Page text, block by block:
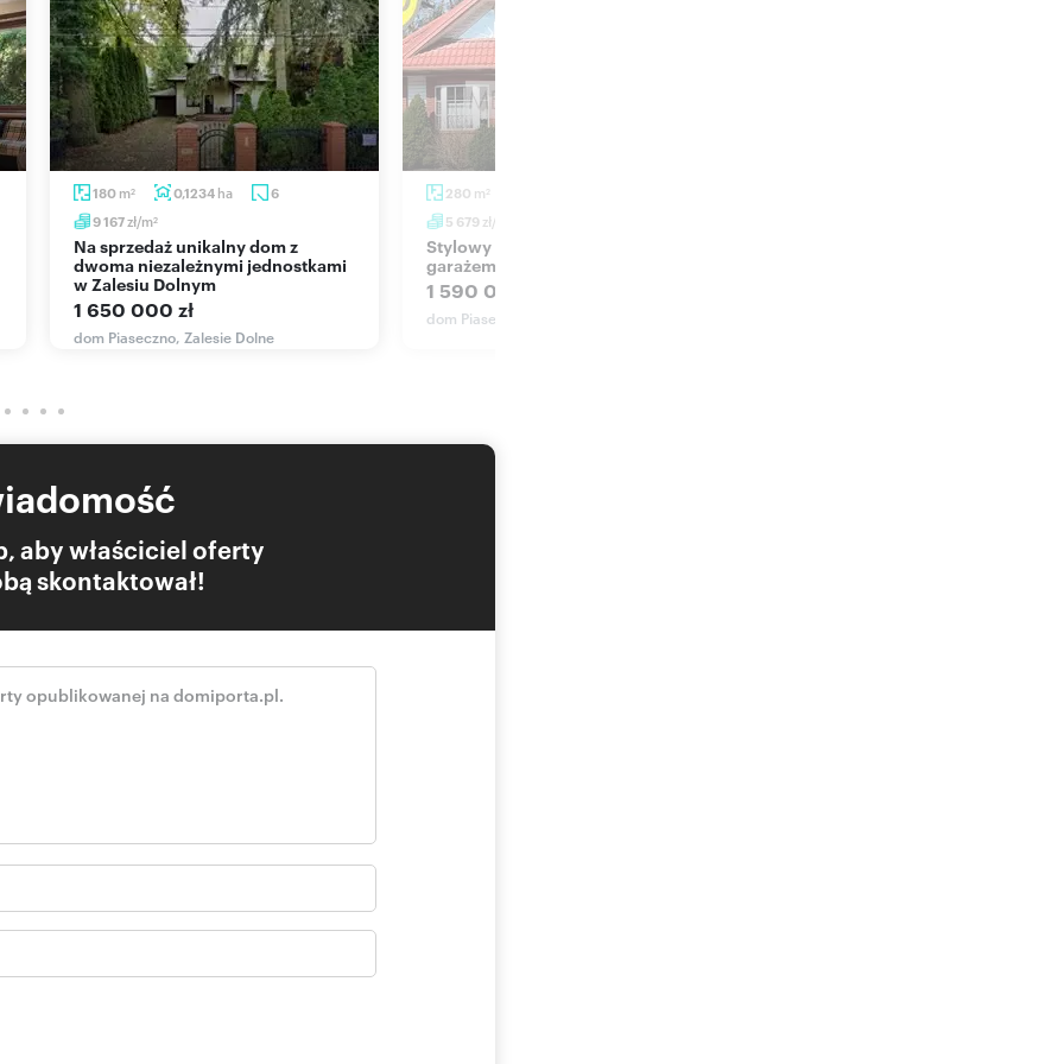
180 m2 0,1234 ha
6
9 167zł/m2
Na sprzedaż unikalny dom z
dwoma niezależnymi jednostkami
w Zalesiu Dolnym
1 650 000 zł
dom Piaseczno, Zalesie Dolne
280 m 2
5 679 zł/m
Stylowy dom 280 m² z ogrodem,
garażem i potencjałem
1 590 000 zł
dom Piaseczno, Zalesie Dolne
aby właściciel oferty
skontaktował!